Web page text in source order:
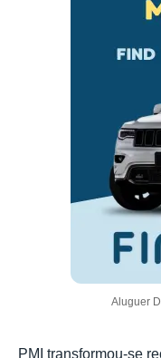
Aluguer
PMI transformou-se